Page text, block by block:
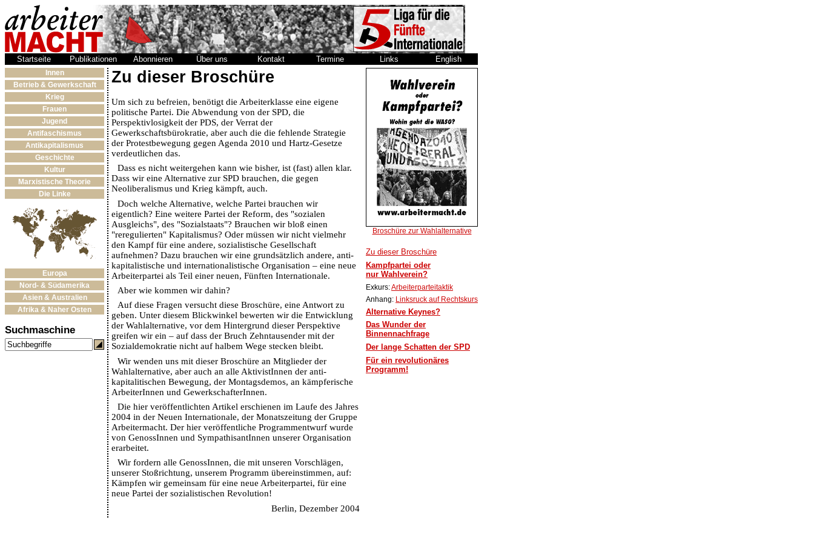
Startseite Publikationen Abonnieren Über uns Kontakt Termine Links English
Innen
Betrieb & Gewerkschaft
Krieg
Frauen
Jugend
Antifaschismus
Antikapitalismus
Geschichte
Kultur
Marxistische Theorie
Die Linke
Europa
Nord- & Südamerika
Asien & Australien
Afrika & Naher Osten
Suchmaschine
Zu dieser Broschüre
Um sich zu befreien, benötigt die Arbeiterklasse eine eigene
politische Partei. Die Abwendung von der SPD, die
Perspektivlosigkeit der PDS, der Verrat der
Gewerkschaftsbürokratie, aber auch die die fehlende Strategie
der Protestbewegung gegen Agenda 2010 und Hartz-Gesetze
verdeutlichen das.
Dass es nicht weitergehen kann wie bisher, ist (fast) allen klar.
Dass wir eine Alternative zur SPD brauchen, die gegen
Neoliberalismus und Krieg kämpft, auch.
Doch welche Alternative, welche Partei brauchen wir
eigentlich? Eine weitere Partei der Reform, des "sozialen
Ausgleichs", des "Sozialstaats"? Brauchen wir bloß einen
"reregulierten" Kapitalismus? Oder müssen wir nicht vielmehr
den Kampf für eine andere, sozialistische Gesellschaft
aufnehmen? Dazu brauchen wir eine grundsätzlich andere, anti-
kapitalistische und internationalistische Organisation – eine neue
Arbeiterpartei als Teil einer neuen, Fünften Internationale.
Aber wie kommen wir dahin?
Auf diese Fragen versucht diese Broschüre, eine Antwort zu
geben. Unter diesem Blickwinkel bewerten wir die Entwicklung
der Wahlalternative, vor dem Hintergrund dieser Perspektive
greifen wir ein – auf dass der Bruch Zehntausender mit der
Sozialdemokratie nicht auf halbem Wege stecken bleibt.
Wir wenden uns mit dieser Broschüre an Mitglieder der
Wahlalternative, aber auch an alle AktivistInnen der anti-
kapitalitischen Bewegung, der Montagsdemos, an kämpferische
ArbeiterInnen und GewerkschafterInnen.
Die hier veröffentlichten Artikel erschienen im Laufe des Jahres
2004 in der Neuen Internationale, der Monatszeitung der Gruppe
Arbeitermacht. Der hier veröffentliche Programmentwurf wurde
von GenossInnen und SympathisantInnen unserer Organisation
erarbeitet.
Wir fordern alle GenossInnen, die mit unseren Vorschlägen,
unserer Stoßrichtung, unserem Programm übereinstimmen, auf:
Kämpfen wir gemeinsam für eine neue Arbeiterpartei, für eine
neue Partei der sozialistischen Revolution!
Berlin, Dezember 2004
Broschüre zur Wahlalternative
Zu dieser Broschüre
Kampfpartei oder
nur Wahlverein?
Exkurs:Arbeiterparteitaktik
Anhang: Linksruck auf Rechtskurs
Alternative Keynes?
Das Wunder der
Binnennachfrage
Der lange Schatten der SPD
Für ein revolutionäres
Programm!